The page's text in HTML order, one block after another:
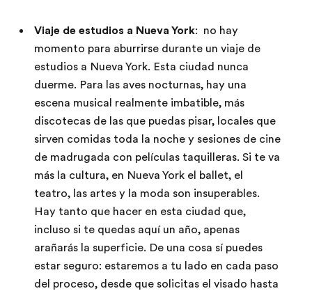
Viaje de estudios a Nueva York: no hay
momento para aburrirse durante un viaje de
estudios a Nueva York. Esta ciudad nunca
duerme. Para las aves nocturnas, hay una
escena musical realmente imbatible, más
discotecas de las que puedas pisar, locales que
sirven comidas toda la noche y sesiones de cine
de madrugada con películas taquilleras. Si te va
más la cultura, en Nueva York el ballet, el
teatro, las artes y la moda son insuperables.
Hay tanto que hacer en esta ciudad que,
incluso si te quedas aquí un año, apenas
arañarás la superficie. De una cosa sí puedes
estar seguro: estaremos a tu lado en cada paso
del proceso, desde que solicitas el visado hasta